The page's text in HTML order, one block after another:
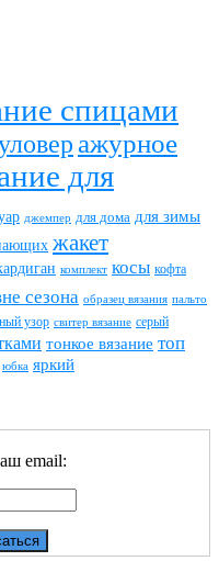
спицами
ажурное
для
джемпер для дома для зимы
жакет
комплект косы кофта
сезона образец вязания пальто
узор свитер вязание серый
тонкое вязание топ
юбка яркий
email: